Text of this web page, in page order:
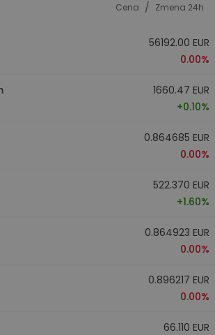
Cena / Zmena 24h
56192.00 EUR
0.00%
1660.47 EUR
+0.10%
0.864685 EUR
0.00%
522.370 EUR
+1.60%
0.864923 EUR
0.00%
0.896217 EUR
0.00%
66.110 EUR